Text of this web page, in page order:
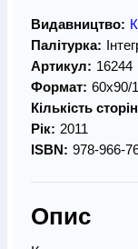
Видавництво:
Палітурка:
Артикул: 16244
Формат: 60х90/
Кількість
Рік: 2011
ISBN: 978-966-
Опис